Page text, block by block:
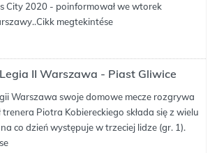
City 2020 - poinformował we wtorek
Cikk megtekintése
II Warszawa - Piast Gliwice
Warszawa swoje domowe mecze rozgrywa
trenera Piotra Kobiereckiego składa się z wielu
co dzień występuje w trzeciej lidze (gr. 1).